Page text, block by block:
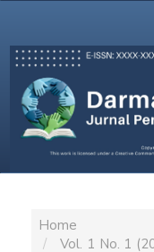
Main
Content
Sidebar
Home
Vol. 1 No. 1